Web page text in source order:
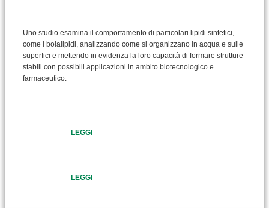
Uno studio esamina il comportamento di particolari lipidi sintetici,
come i bolalipidi, analizzando come si organizzano in acqua e sulle
superfici e mettendo in evidenza la loro capacità di formare strutture
stabili con possibili applicazioni in ambito biotecnologico e
farmaceutico.
LEGGI
LEGGI